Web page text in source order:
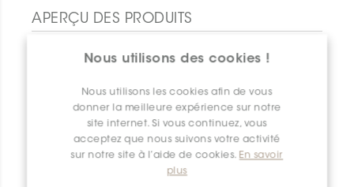
Nous utilisons des cookies !
Nous utilisons les cookies afin de vous
donner la meilleure expérience sur notre
site internet. Si vous continuez, vous
acceptez que nous suivons votre activité
sur notre site à l’aide de cookies. En savoir
plus
APERÇU DES PRODUITS